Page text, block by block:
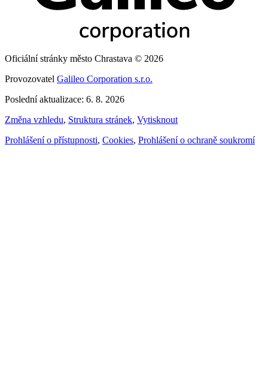
Oficiální stránky město Chrastava © 2026
Provozovatel Galileo Corporation s.r.o.
Poslední aktualizace: 6. 8. 2026
Změna vzhledu, Struktura stránek, Vytisknout
Prohlášení o přístupnosti, Cookies, Prohlášení o ochraně soukromí